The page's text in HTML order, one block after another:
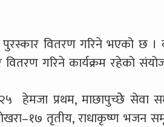
वितरण गरिने भएको छ ।
वितरण गरिने कार्यक्रम रहेको
हेमजा प्रथम, माछापुच्छेे सेवा
तृतीय, राधाकृष्ण भजन